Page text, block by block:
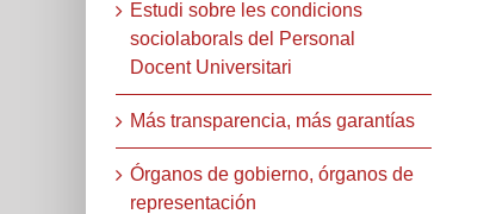
Estudi sobre les condicions
sociolaborals del Personal
Docent Universitari
Más transparencia, más garantías
Órganos de gobierno, órganos de
representación